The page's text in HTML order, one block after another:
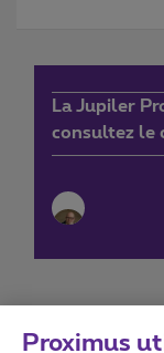
La Jupiler
consultez le
Proximus